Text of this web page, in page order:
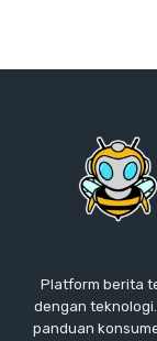
Platform berita
dengan
panduan